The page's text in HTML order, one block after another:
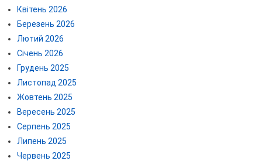
Квітень 2026
Березень 2026
Лютий 2026
Січень 2026
Грудень 2025
Листопад 2025
Жовтень 2025
Вересень 2025
Серпень 2025
Липень 2025
Червень 2025